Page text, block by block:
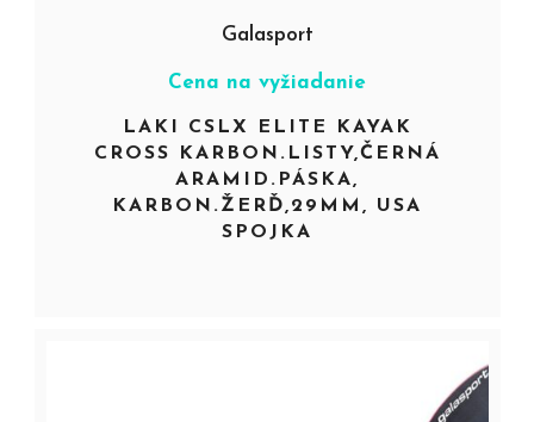
Galasport
Cena na vyžiadanie
LAKI CSLX ELITE KAYAK
CROSS KARBON.LISTY,ČERNÁ
ARAMID.PÁSKA,
KARBON.ŽERĎ,29MM, USA
SPOJKA